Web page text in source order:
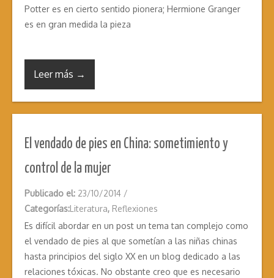
Potter es en cierto sentido pionera; Hermione Granger
es en gran medida la pieza
Leer más →
El vendado de pies en China: sometimiento y
control de la mujer
Publicado el: 23/10/2014 /
Categorías:Literatura, Reflexiones
Es difícil abordar en un post un tema tan complejo como
el vendado de pies al que sometían a las niñas chinas
hasta principios del siglo XX en un blog dedicado a las
relaciones tóxicas. No obstante creo que es necesario